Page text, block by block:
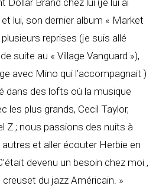
Dollar Brand chez lui (je lui ai
lui, son dernier album « Market
reprises (je suis allé
suite au « Village Vanguard »),
avec Mino qui l’accompagnait )
dans des lofts où la musique
les plus grands, Cecil Taylor,
Z ; nous passions des nuits à
et aller écouter Herbie en
devenu un besoin chez moi ,
du jazz Américain. »